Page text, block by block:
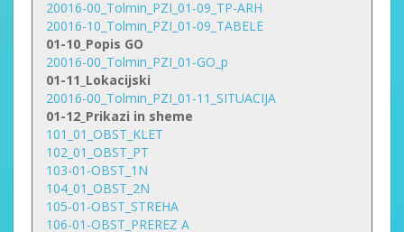
20016-00_Tolmin_PZI_01-09_TP-ARH
20016-10_Tolmin_PZI_01-09_TABELE
01-10_Popis GO
20016-00_Tolmin_PZI_01-GO_p
01-11_Lokacijski
20016-00_Tolmin_PZI_01-11_SITUACIJA
01-12_Prikazi in sheme
101_01_OBST_KLET
102_01_OBST_PT
103-01-OBST_1N
104_01_OBST_2N
105-01-OBST_STREHA
106-01-OBST_PREREZ A